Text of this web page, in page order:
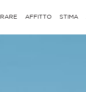
AFFITTO STIMA